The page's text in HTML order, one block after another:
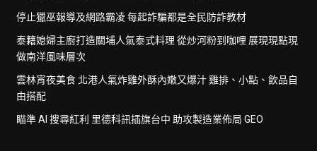
停止獵巫報導及網路霸凌 每起詐騙都是全民防詐教材
泰籍媳婦主廚打造關埔人氣泰式料理 從炒河粉到咖哩 展現現點現
做南洋風味層次
雲林宵夜美食 北港人氣炸雞外酥內嫩又爆汁 雞排、小點、飲品自
由搭配
瞄準 AI 搜尋紅利 里德科訊插旗台中 助攻製造業佈局 GEO